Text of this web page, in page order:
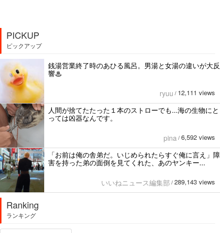
PICKUP
ピックアップ
銭湯営業終了時のあひる風呂。男湯と女湯の違いが大反
響♨
ryuu / 12,111 views
人間が捨てたたった１本のストローでも...海の生物にと
っては凶器なんです。
pina / 6,592 views
「お前は俺の舎弟だ。いじめられたらすぐ俺に言え」障
害を持った弟の面倒を見てくれた、あのヤンキー...
いいねニュース編集部 / 289,143 views
Ranking
ランキング